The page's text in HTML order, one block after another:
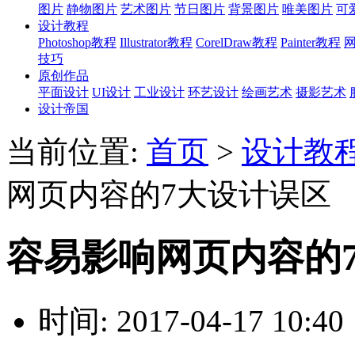
图片 静物图片 艺术图片 节日图片 背景图片 唯美图片 可
设计教程
Photoshop教程 Illustrator教程 CorelDraw教程 Painter教程
技巧
原创作品
平面设计 UI设计 工业设计 环艺设计 绘画艺术 摄影艺术
设计帝国
当前位置: 首页 > 设计教
网页内容的7大设计误区
容易影响网页内容的
时间: 2017-04-17 10:40